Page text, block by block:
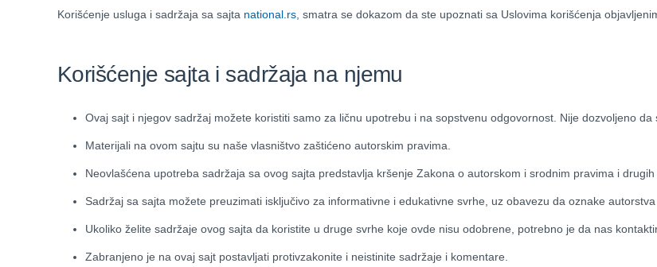
Korišćenje usluga i sadržaja sa sajta national.rs , smatra se dokazom da ste upoznati sa Uslovima korišćenja
Korišćenje sajta i sadržaja na njemu
Ovaj sajt i njegov sadržaj možete koristiti samo za ličnu upotrebu i na sopstvenu odgovornost. Nije dozvoljeno
Materijali na ovom sajtu su naše vlasništvo zaštićeno autorskim pravima.
Neovlašćena upotreba sadržaja sa ovog sajta predstavlja kršenje Zakona o autorskom i srodnim pravima i
Sadržaj sa sajta možete preuzimati isključivo za informativne i edukativne svrhe, uz obavezu da oznake
Ukoliko želite sadržaje ovog sajta da koristite u druge svrhe koje ovde nisu odobrene, potrebno je da nas
Zabranjeno je na ovaj sajt postavljati protivzakonite i neistinite sadržaje i komentare.